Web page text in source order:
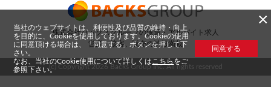
株式会社バックスグループの派遣・アルバイト求人
営業、接客、販売の情報満載
(c) Copyright2026 Backs Group Inc. All rights reserved
×
当社のウェブサイトは、利便性及び品質の維持・向上
を目的に、Cookieを使用しております。Cookieの使用
に同意頂ける場合は、「同意する」ボタンを押して下
さい。
なお、当社のCookie使用について詳しくは こちら をご
参照下さい。
同意する